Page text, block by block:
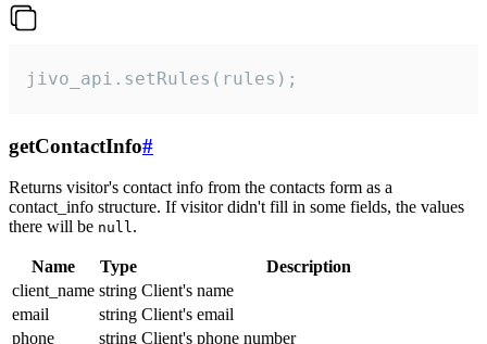
jivo_api.setRules(rules);
getContactInfo#
Returns visitor's contact info from the contacts form as a
contact_info structure. If visitor didn't fill in some fields, the values
there will be null.
Name Type
Description
client_name string Client's name
email
string Client's email
phone
string Client's phone number